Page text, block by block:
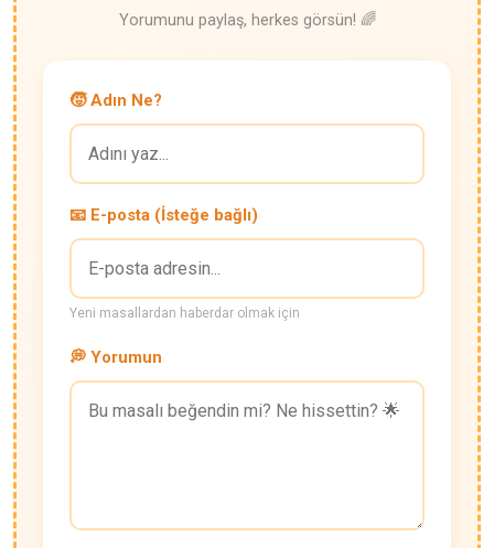
Yorumunu paylaş, herkes görsün! 🌈
🧒 Adın Ne?
📧 E-posta (İsteğe bağlı)
Yeni masallardan haberdar olmak için
💭 Yorumun